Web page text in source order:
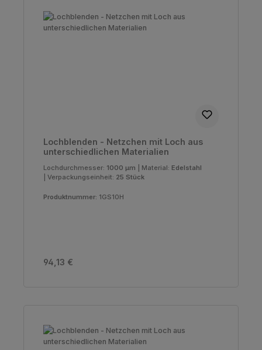
Lochblenden - Netzchen mit Loch aus
unterschiedlichen Materialien
Lochdurchmesser: 1000 µm Material: Edelstahl
Verpackungseinheit: 25 Stück
Produktnummer: 1GS10H
Regulärer Preis:
94,13 €